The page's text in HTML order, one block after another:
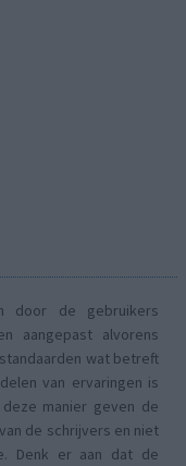
door de gebruikers
aangepast alvorens
wat betreft
van ervaringen is
manier geven de
de schrijvers en niet
Denk er aan dat de